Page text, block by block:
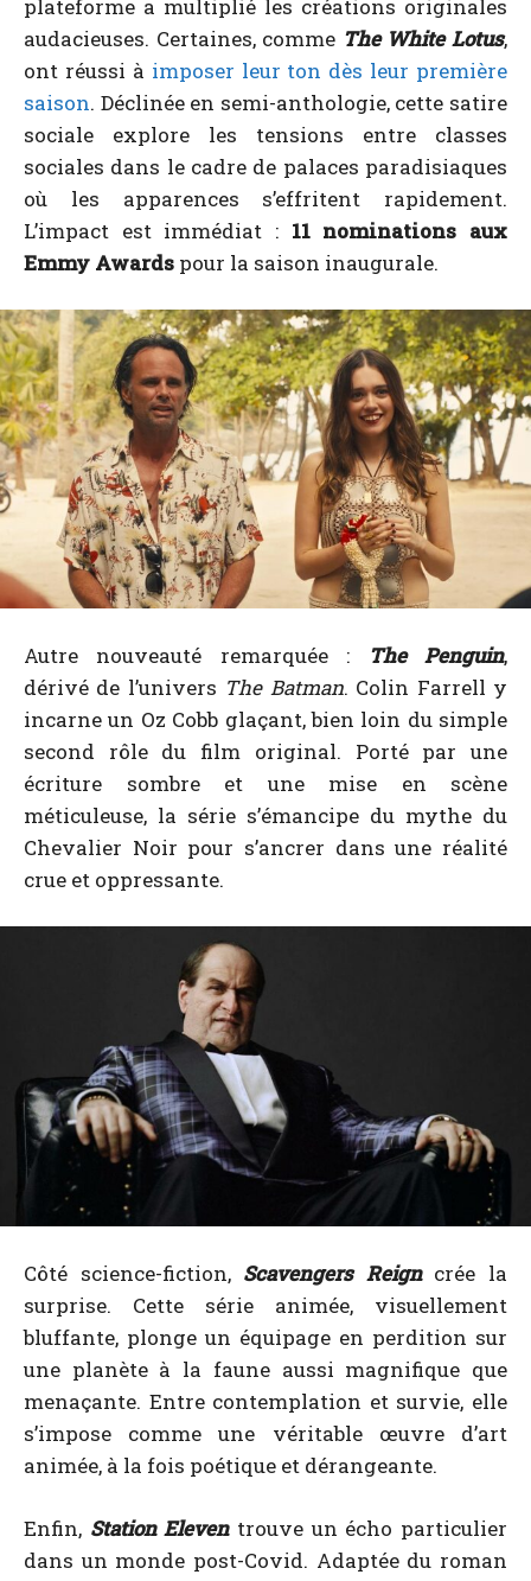
plateforme a multiplié les créations originales
audacieuses. Certaines, comme The White Lotus,
ont réussi à imposer leur ton dès leur première
saison. Déclinée en semi-anthologie, cette satire
sociale explore les tensions entre classes
sociales dans le cadre de palaces paradisiaques
où les apparences s’effritent rapidement.
L’impact est immédiat : 11 nominations aux
Emmy Awards pour la saison inaugurale.
Autre nouveauté remarquée : The Penguin,
dérivé de l’univers The Batman. Colin Farrell y
incarne un Oz Cobb glaçant, bien loin du simple
second rôle du film original. Porté par une
écriture sombre et une mise en scène
méticuleuse, la série s’émancipe du mythe du
Chevalier Noir pour s’ancrer dans une réalité
crue et oppressante.
Côté science-fiction, Scavengers Reigncrée la
surprise. Cette série animée, visuellement
bluffante, plonge un équipage en perdition sur
une planète à la faune aussi magnifique que
menaçante. Entre contemplation et survie, elle
s’impose comme une véritable œuvre d’art
animée, à la fois poétique et dérangeante.
Enfin, Station Eleventrouve un écho particulier
dans un monde post-Covid. Adaptée du roman